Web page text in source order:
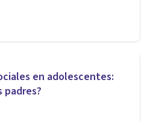
en adolescentes:
padres?